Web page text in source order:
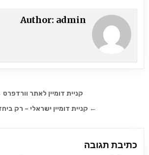
Author: admin
קניית דומיין לאתר וורדפרס
← קניית דומיין ישראלי – רק
כתיבת תגובה